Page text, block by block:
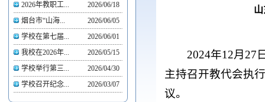
2026年教职工...
2026/06/18
烟台市“山海...
2026/06/05
学校在第七届...
2026/06/01
我校在2026年...
2026/05/15
学校举行第三...
2026/04/30
学校召开纪念...
2026/03/07
2024年12月27
主持召开教代会执
议。